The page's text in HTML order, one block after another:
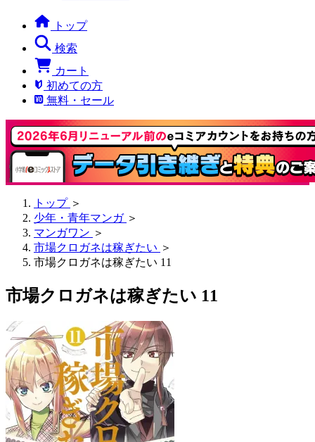
トップ
検索
カート
初めての方
無料・セール
トップ ＞
少年・青年マンガ ＞
マンガワン ＞
市場クロガネは稼ぎたい ＞
市場クロガネは稼ぎたい 11
市場クロガネは稼ぎたい 11